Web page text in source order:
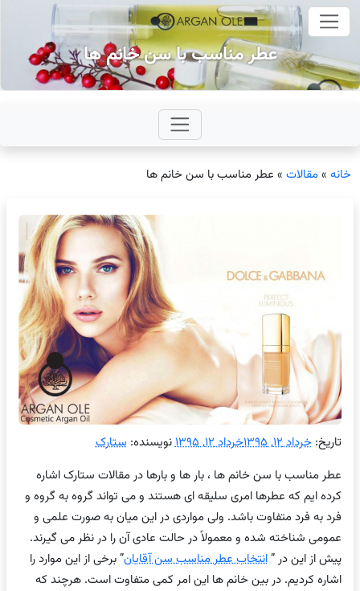
اصلی
عطر مناسب با سن خانم ها
خانه»مقالات»عطر مناسب با سن خانم ها
تاریخ:خرداد ۱۲, ۱۳۹۵خرداد ۱۲, ۱۳۹۵ نویسنده:ستارک
عطر مناسب با سن خانم ها ، بار ها و بارها در مقالات ستارک اشاره
کرده ایم که عطرها امری سلیقه ای هستند و می تواند گروه به گروه و
فرد به فرد متفاوت باشد. ولی مواردی در این میان به صورت علمی و
عمومی شناخته شده و معمولاً در حالت عادی آن را در نظر می گیرند.
پیش از این در ”انتخاب عطر مناسب سن آقایان” برخی از این موارد را
اشاره کردیم. در بین خانم ها این امر کمی متفاوت است. هرچند که